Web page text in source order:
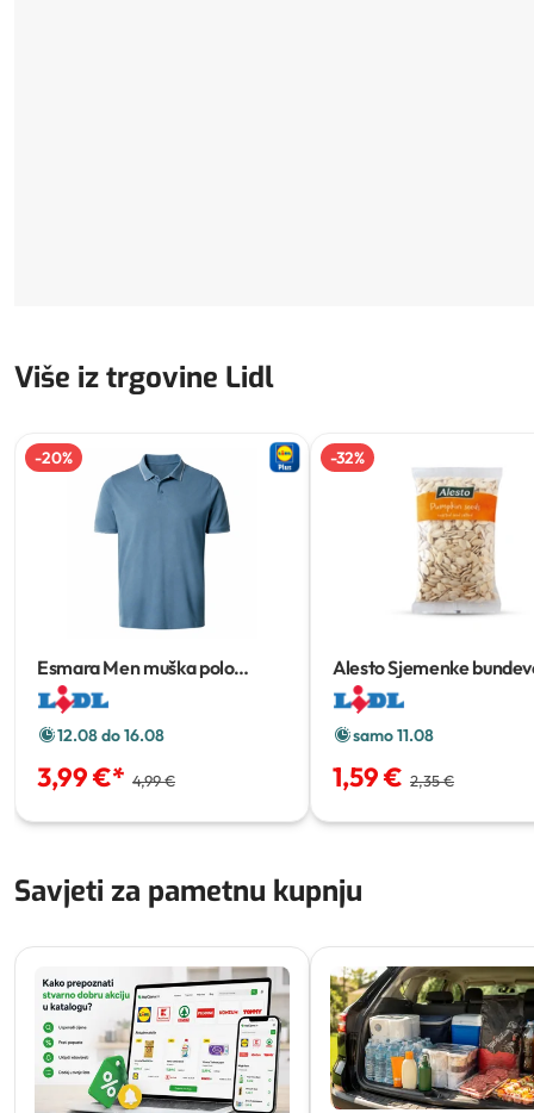
Više iz trgovine Lidl
-20%
Esmara Men muška polo
majica
12.08 do 16.08
3,99 €* 4,99 €
-32%
Alesto Sjemenke
g
samo 11.08
1,59 € 2,35 €
Savjeti za pametnu kupnju